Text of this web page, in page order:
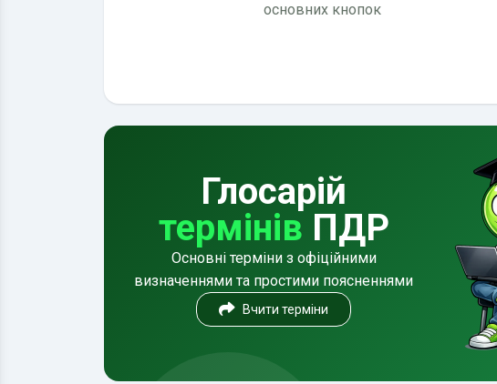
основних кнопок
Глосарій
термінів ПДР
Основні терміни з офіційними
визначеннями та простими поясненнями
Вчити терміни